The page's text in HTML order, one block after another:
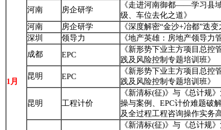
1月
河南
房企研学
《走进河南御都——学习县
级、车位去化之道》
河南
房企研学
《深度解密“金沙+冶都”迭
深圳
领导力
《地产英雄：房地产领导力
成都
EPC
《新形势下业主方项目总控
践及风险控制专题培训班》
昆明
EPC
《新形势下业主方项目总控
践及风险控制专题培训班》
昆明 工程计价
《新清标(征)》与《总计规
操与案例、EPC计价难题破
及全过程工程咨询操作实务
《新清标(征)》与《总计规